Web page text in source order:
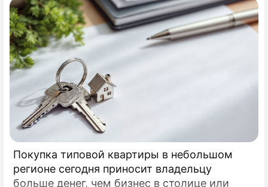
Покупка типовой квартиры в небольшом
регионе сегодня приносит владельцу
больше денег, чем бизнес в столице или